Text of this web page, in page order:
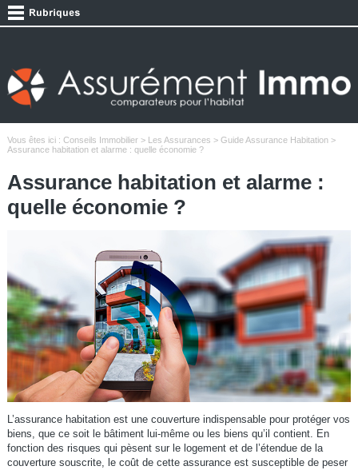
Vous êtes ici : Conseils Immobilier> Les Assurances > Guide Assurance Habitation>
Assurance habitation et alarme : quelle économie ?
Assurance habitation et alarme :
quelle économie ?
L’assurance habitation est une couverture indispensable pour protéger vos
biens, que ce soit le bâtiment lui-même ou les biens qu’il contient. En
fonction des risques qui pèsent sur le logement et de l’étendue de la
couverture souscrite, le coût de cette assurance est susceptible de peser